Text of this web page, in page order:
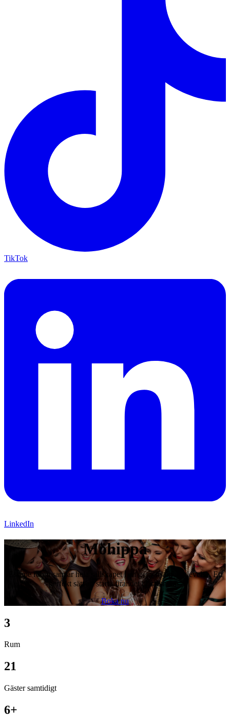
TikTok
LinkedIn
Möhippa
Escape room samlar hela sällskapet i en gemensam upplevelse. Ett
perfekt sätt att starta firandet tillsammans.
Boka nu
3
Rum
21
Gäster samtidigt
6+